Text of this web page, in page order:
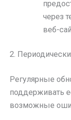
через
веб-
2.
Регулярные
поддерживать
возможные